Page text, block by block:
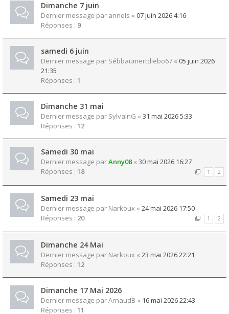
Dimanche 7 juin
Dernier message par annels « 07 juin 2026 4:16
Réponses : 9
samedi 6 juin
Dernier message par Sébbaumertdiebo67 « 05 juin 2026
21:35
Réponses : 1
Dimanche 31 mai
Dernier message par SylvainG « 31 mai 2026 5:33
Réponses : 12
Samedi 30 mai
Dernier message parAnny08« 30 mai 2026 16:27
Réponses : 18 1 2
Samedi 23 mai
Dernier message par Narkoux « 24 mai 2026 17:50
Réponses : 20 1 2
Dimanche 24 Mai
Dernier message par Narkoux « 23 mai 2026 22:21
Réponses : 12
Dimanche 17 Mai 2026
Dernier message parArnaudB « 16 mai 2026 22:43
Réponses : 11